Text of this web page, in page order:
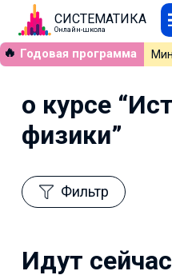
СИСТЕМАТИКА
Онлайн-школа
🔥 Годовая программа
о курсе
физики”
Фильтр
Идут